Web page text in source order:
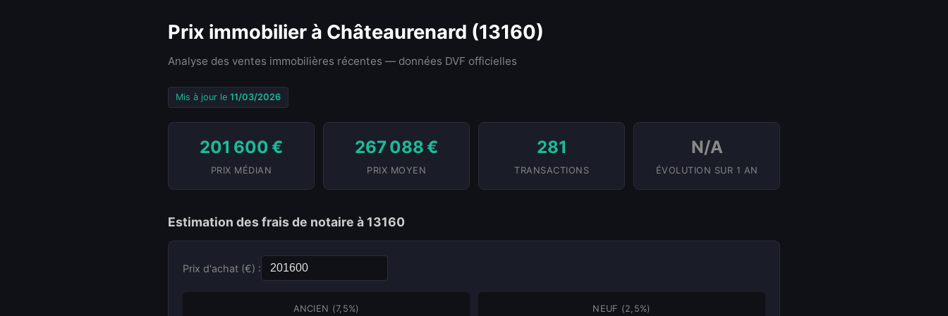
Prix immobilier à Châteaurenard (13160)
Analyse des ventes immobilières récentes — données DVF officielles
Mis à jour le 11/03/2026
201 600 €
PRIX MÉDIAN
267 088 €
PRIX MOYEN
281
TRANSACTIONS
N/A
ÉVOLUTION SUR 1 AN
Estimation des frais de notaire à 13160
Prix d'achat (€) :
ANCIEN (7,5%) NEUF (2,5%)